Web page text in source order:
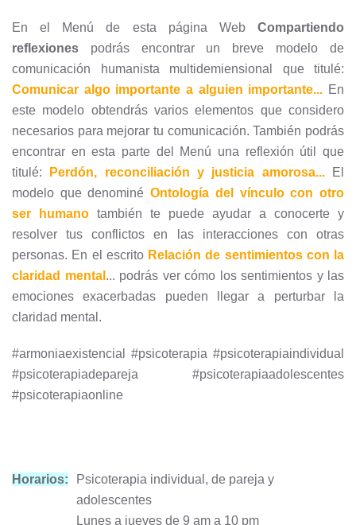
En el Menú de esta página Web Compartiendo
reflexiones podrás encontrar un breve modelo de
comunicación humanista multidemiensional que titulé:
Comunicar algo importante a alguien importante... En
este modelo obtendrás varios elementos que considero
necesarios para mejorar tu comunicación. También podrás
encontrar en esta parte del Menú una reflexión útil que
titulé:
Perdón, reconciliación y justicia amorosa...El
modelo que denominéOntología del vínculo con otro
ser humano también te puede ayudar a conocerte y
resolver tus conflictos en las interacciones con otras
personas. En el escrito Relación de sentimientos con la
claridad mental ... podrás ver cómo los sentimientos y las
emociones exacerbadas pueden llegar a perturbar la
claridad mental.
#armoniaexistencial #psicoterapia #psicoterapiaindividual
#psicoterapiadepareja #psicoterapiaadolescentes
#psicoterapiaonline
Horarios:
Psicoterapia individual, de pareja y
adolescentes
Lunes a jueves de 9 am a 10 pm